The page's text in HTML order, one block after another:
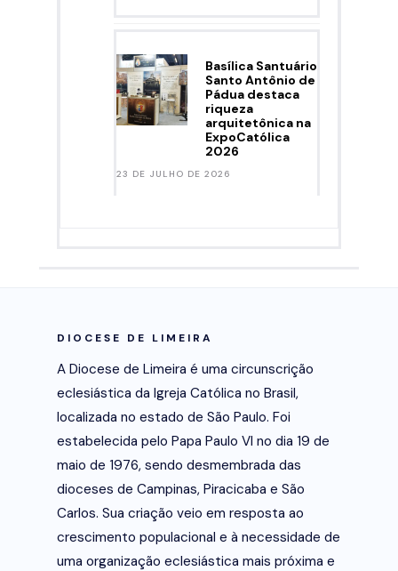
Basílica Santuário
Santo Antônio de
Pádua destaca
riqueza
arquitetônica na
ExpoCatólica
2026
23 DE JULHO DE 2026
DIOCESE DE LIMEIRA
A Diocese de Limeira é uma circunscrição
eclesiástica da Igreja Católica no Brasil,
localizada no estado de São Paulo. Foi
estabelecida pelo Papa Paulo VI no dia 19 de
maio de 1976, sendo desmembrada das
dioceses de Campinas, Piracicaba e São
Carlos. Sua criação veio em resposta ao
crescimento populacional e à necessidade de
uma organização eclesiástica mais próxima e